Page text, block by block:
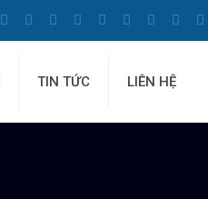
TIN TỨC LIÊN HỆ